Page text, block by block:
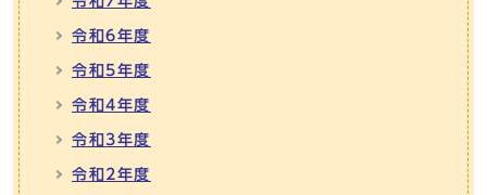
令和6年度
令和5年度
令和4年度
令和3年度
令和2年度